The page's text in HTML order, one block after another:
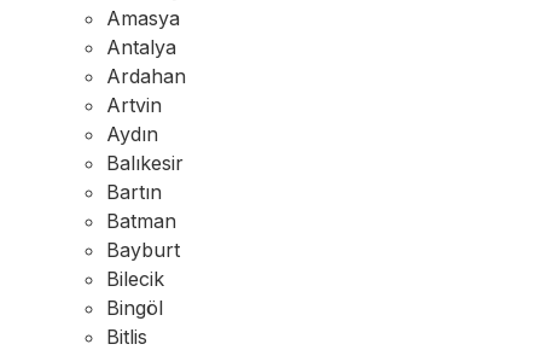
Amasya
Antalya
Ardahan
Artvin
Aydın
Balıkesir
Bartın
Batman
Bayburt
Bilecik
Bingöl
Bitlis